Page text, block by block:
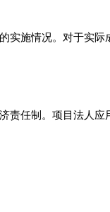
实施情况。对于实
责任制。项目法人